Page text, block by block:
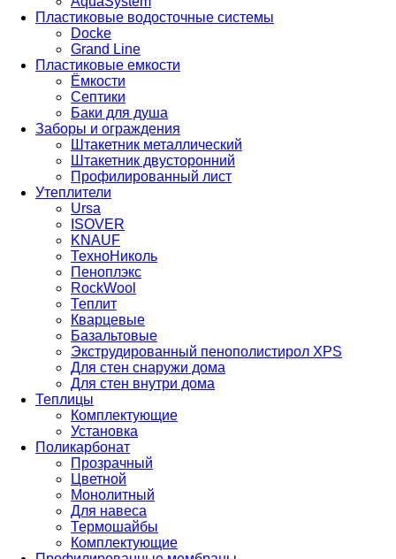
Пластиковые водосточные системы
Docke
Grand Line
Пластиковые емкости
Ёмкости
Септики
Баки для душа
Заборы и ограждения
Штакетник металлический
Штакетник двусторонний
Профилированный лист
Утеплители
Ursa
ISOVER
KNAUF
ТехноНиколь
Пеноплэкс
RockWool
Теплит
Кварцевые
Базальтовые
Экструдированный пенополистирол XPS
Для стен снаружи дома
Для стен внутри дома
Теплицы
Комплектующие
Установка
Поликарбонат
Прозрачный
Цветной
Монолитный
Для навеса
Термошайбы
Комплектующие